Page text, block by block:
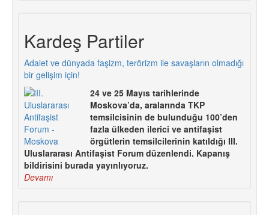
Kardeş Partiler
Adalet ve dünyada faşizm, terörizm ile savaşların olmadığı
bir gelişim için!
24 ve 25 Mayıs tarihlerinde
Moskova’da, aralarında TKP
temsilcisinin de bulunduğu 100’den
fazla ülkeden ilerici ve antifaşist
örgütlerin temsilcilerinin katıldığı III.
Uluslararası Antifaşist Forum düzenlendi. Kapanış
bildirisini burada yayınlıyoruz.
Devamı